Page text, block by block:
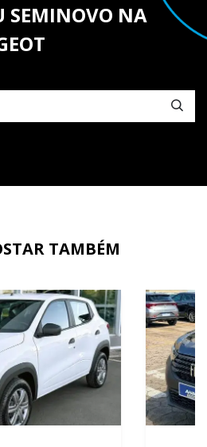
SEMINOVO NA
TAMBÉM